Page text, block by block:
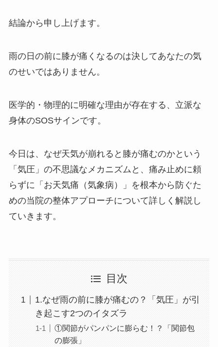
結論から申し上げます。
雨の日の前に膝が痛くなるのは決してあなたの気
のせいではありません。
医学的・物理的に明確な理由が存在する、立派な
身体のSOSサインです。
今日は、なぜ天気が崩れると膝が痛むのかという
「気圧」の不思議なメカニズムと、痛み止めに頼
らずに「お天気痛（気象病）」を根本から防ぐた
めの当院の整体アプローチについて詳しく解説し
ていきます。
目次
1.なぜ雨の前に膝が痛むの？「気圧」が引
き起こす2つのイタズラ
①関節がパンパンに膨らむ！？「関節包
の膨張」